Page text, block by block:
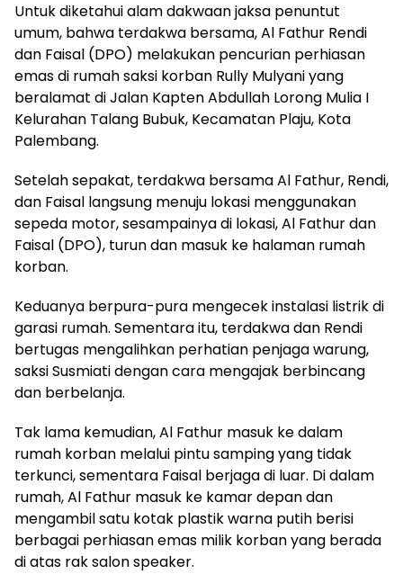
Untuk diketahui alam dakwaan jaksa penuntut
umum, bahwa terdakwa bersama, Al Fathur Rendi
dan Faisal (DPO) melakukan pencurian perhiasan
emas di rumah saksi korban Rully Mulyani yang
beralamat di Jalan Kapten Abdullah Lorong Mulia I
Kelurahan Talang Bubuk, Kecamatan Plaju, Kota
Palembang.
Setelah sepakat, terdakwa bersama Al Fathur, Rendi,
dan Faisal langsung menuju lokasi menggunakan
sepeda motor, sesampainya di lokasi, Al Fathur dan
Faisal (DPO), turun dan masuk ke halaman rumah
korban.
Keduanya berpura-pura mengecek instalasi listrik di
garasi rumah. Sementara itu, terdakwa dan Rendi
bertugas mengalihkan perhatian penjaga warung,
saksi Susmiati dengan cara mengajak berbincang
dan berbelanja.
Tak lama kemudian, Al Fathur masuk ke dalam
rumah korban melalui pintu samping yang tidak
terkunci, sementara Faisal berjaga di luar. Di dalam
rumah, Al Fathur masuk ke kamar depan dan
mengambil satu kotak plastik warna putih berisi
berbagai perhiasan emas milik korban yang berada
di atas rak salon speaker.